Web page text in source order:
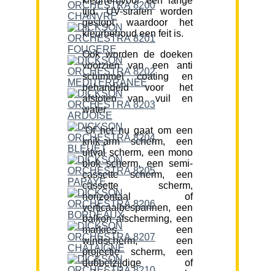
tijd. UV-stralen worden
gestopt waardoor het
kleurbehoud een feit is.
Ook worden de doeken
voorzien van een anti
schimmel coating en
behandeld voor het
afstoten van vuil en
water.
“Of het nu gaat om een
knik-arm scherm, een
uitval scherm, een mono
blok scherm, een semi-
cassette scherm, een
cassette scherm,
horizontaal of
verticaalbespannen, een
balkon afscherming, een
markies, een
windscherm, een
projectie scherm, een
dubbelzijdige of